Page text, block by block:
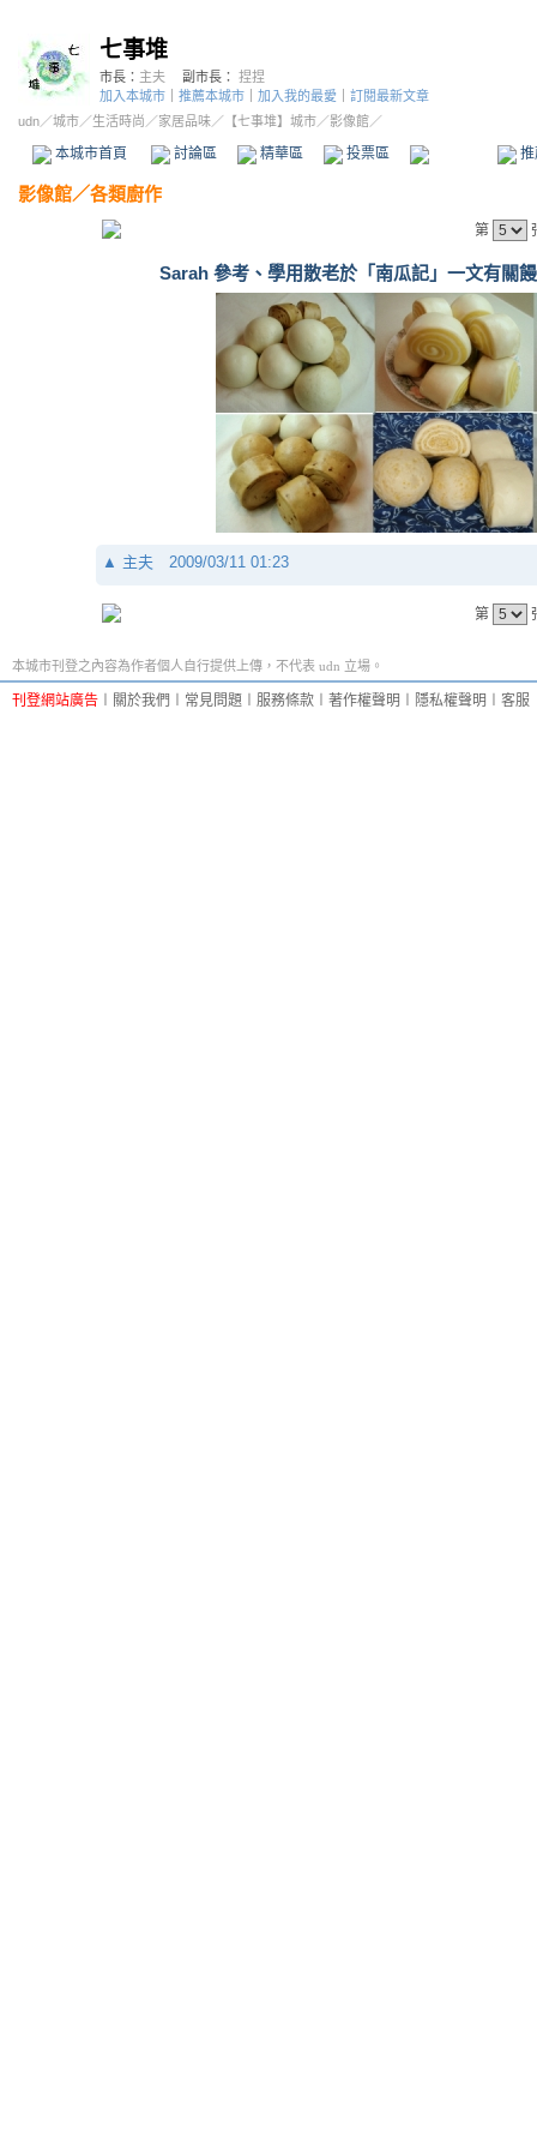
七事堆
市長： 主夫 副市長： 捏捏
加入本城市
推薦本城市 加入我的最愛
訂閱最新文章
udn／城市／生活時尚 ／家居品味／ 【七事堆】城市／影像館／
本城市首頁 討論區 精華區 投票區 影像館
影像館／各類廚作
第
Sarah 參考、學用散老於「南瓜記」一文有關
▲ 主夫 2009/03/11 01:23
第
本城市刊登之內容為作者個人自行提供上傳，不代表 udn 立場。
刊登網站廣告 關於我們 常見問題 服務條款 著作權聲明 隱私權聲明 客服